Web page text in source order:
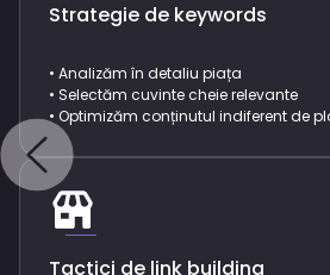
Strategie de keywords
• Analizăm în detaliu piața
• Selectăm cuvinte cheie relevante
• Optimizăm conținutul indiferent de
Tactici de link building